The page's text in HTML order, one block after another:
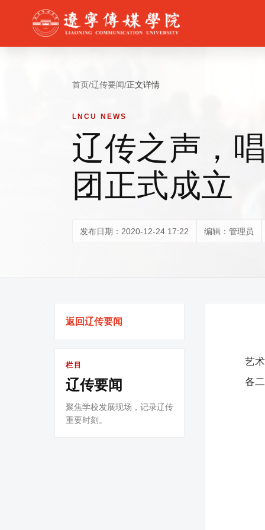
首页/辽传要闻/正文详情
LNCU NEWS
辽传之声，
团正式成立
发布日期：2020-12-24 17:22 编辑：管理员
返回辽传要闻
栏目
辽传要闻
聚焦学校发展现场，记录辽传
重要时刻。
艺
各